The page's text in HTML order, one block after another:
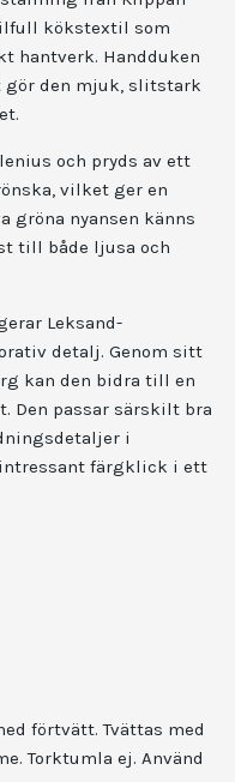
kökstextil som
hantverk. Handduken
gör den mjuk, slitstark
och pryds av ett
vilket ger en
gröna nyansen känns
till både ljusa och
Leksand-
detalj. Genom sitt
kan den bidra till en
Den passar särskilt bra
i
intressant färgklick i ett
förtvätt. Tvättas med
Torktumla ej. Använd